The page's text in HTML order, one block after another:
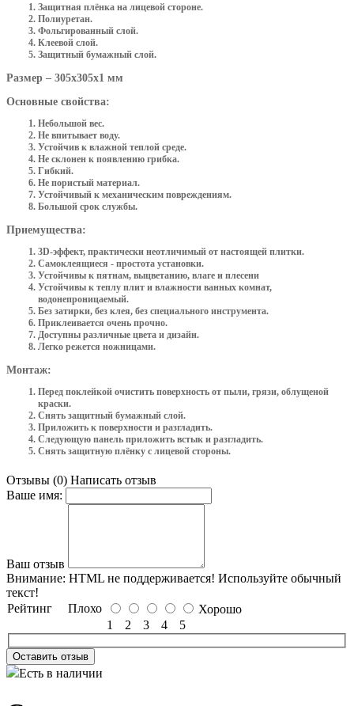
Защитная плёнка на лицевой стороне.
Полиуретан.
Фольгированный слой.
Клеевой слой.
Защитный бумажный слой.
Размер – 305х305х1 мм
Основные свойства:
Небольшой вес.
Не впитывает воду.
Устойчив к влажной теплой среде.
Не склонен к появлению грибка.
Гибкий.
Не пористый материал.
Устойчивый к механическим повреждениям.
Большой срок службы.
Приемущества:
3D-эффект, практически неотличимый от настоящей плитки.
Самоклеящиеся - простота установки.
Устойчивы к пятнам, выцветанию, влаге и плесени
Устойчивы к теплу плит и влажности ванных комнат,
водонепроницаемый.
Без затирки, без клея, без специального инструмента.
Приклеивается очень прочно.
Доступны различные цвета и дизайн.
Легко режется ножницами.
Монтаж:
Перед поклейкой очистить поверхность от пыли, грязи, облущеной
краски.
Снять защитный бумажный слой.
Приложить к поверхности и разгладить.
Следующую панель приложить встык и разгладить.
Снять защитную плёнку с лицевой стороны.
Отзывы (0) Написать отзыв
Ваше имя:
Ваш отзыв
Внимание: HTML не поддерживается! Используйте обычный
текст!
Рейтинг Плохо
Хорошо
1
2 3 4 5
Оставить отзыв
Есть в наличии